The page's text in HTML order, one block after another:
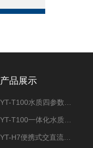
产品展示